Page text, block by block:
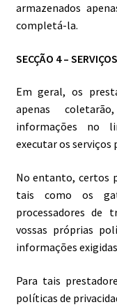
armazenados
completá-la.
SECÇÃO 4 –
Em geral, os
apenas
informações no
executar os
No entanto, certos
tais como os
processadores de
vossas próprias
informações
Para tais
políticas de